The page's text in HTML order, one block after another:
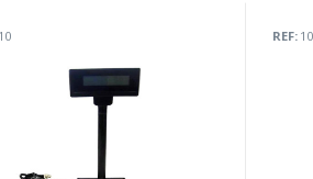
REF: